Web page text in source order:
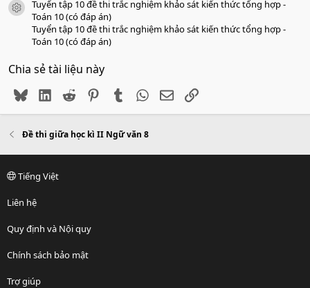
icon tài liệu
Tuyển tập 10 đề thi trắc nghiệm khảo sát kiến thức tổng hợp -
Toán 10 (có đáp án)
Tuyển tập 10 đề thi trắc nghiệm khảo sát kiến thức tổng hợp -
Toán 10 (có đáp án)
Chia sẻ tài liệu này
BlueskyLinkedIn
Reddit PinterestTumblr WhatsApp
EmailLink
Đề thi giữa học kì II Ngữ văn 8
Tiếng Việt
Liên hệ
Quy định và Nội quy
Chính sách bảo mật
Trợ giúp